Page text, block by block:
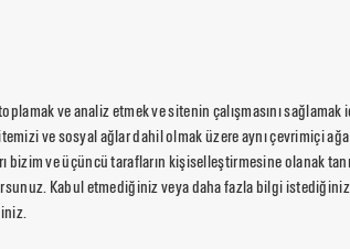
ve analiz etmek ve sitenin çalışmasını sağlamak
ve sosyal ağlar dahil olmak üzere aynı çevrimiçi
ve üçüncü tarafların kişiselleştirmesine olanak
Kabul etmediğiniz veya daha fazla bilgi